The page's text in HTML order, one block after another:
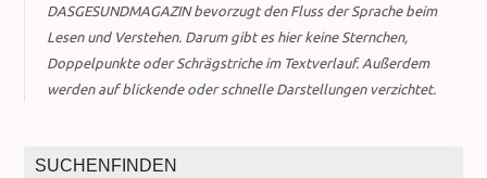
DASGESUNDMAGAZIN bevorzugt den Fluss der Sprache beim
Lesen und Verstehen. Darum gibt es hier keine Sternchen,
Doppelpunkte oder Schrägstriche im Textverlauf. Außerdem
werden auf blickende oder schnelle Darstellungen verzichtet.
SUCHENFINDEN